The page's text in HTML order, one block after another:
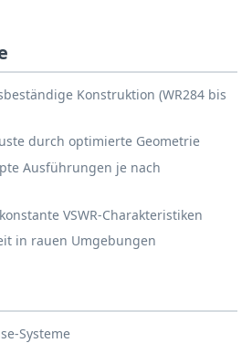
Konstruktion (WR284 bis
durch optimierte Geometrie
Ausführungen je nach
VSWR-Charakteristiken
in rauen Umgebungen
Systeme